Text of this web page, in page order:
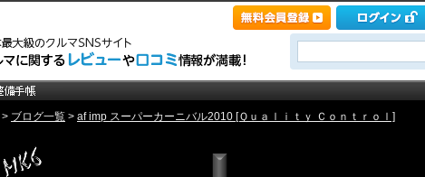
> ブログ一覧 > af imp スーパーカーニバル2010 [Ｑｕａｌｉｔｙ Ｃｏｎｔｒｏｌ]